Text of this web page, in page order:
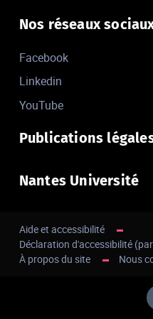
Nos réseaux
Facebook
Linkedin
YouTube
Publications
Nantes Université
Aide et accessibilité
Déclaration d'accessibilité
À propos du site
Nous